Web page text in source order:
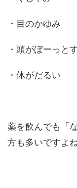
・目のかゆみ
・頭がぼーっと
・体がだるい
薬を飲んでも「
方も多いですよね